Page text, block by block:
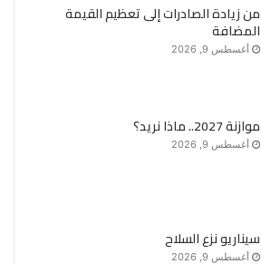
من زيادة الصادرات إلى تعظيم القيمة
المضافة
أغسطس 9, 2026
موازنة 2027.. ماذا نريد؟
أغسطس 9, 2026
سيناريو نزع السلاح
أغسطس 9, 2026